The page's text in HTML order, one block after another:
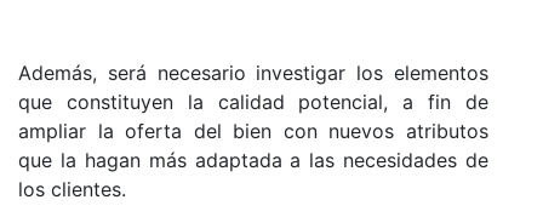
Además, será necesario investigar los elementos
que constituyen la calidad potencial, a fin de
ampliar la oferta del bien con nuevos atributos
que la hagan más adaptada a las necesidades de
los clientes.